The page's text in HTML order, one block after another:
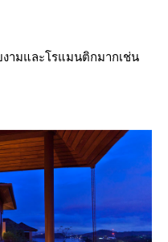
ามและโรแมนติกมากเช่น